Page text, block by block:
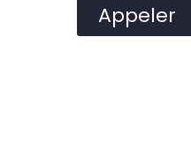
Appeler